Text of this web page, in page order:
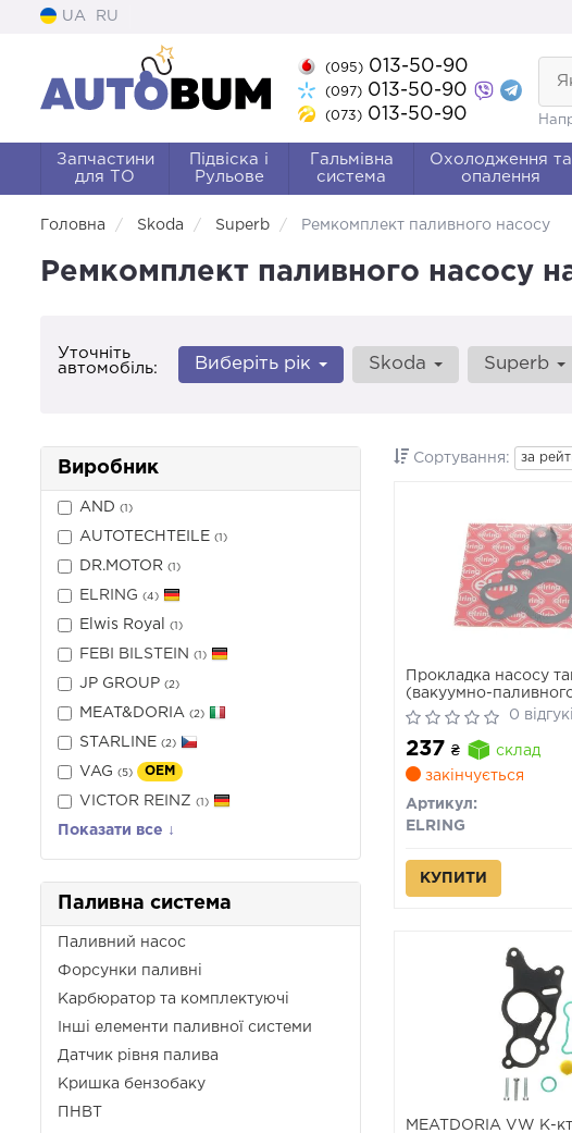
UA RU
(095)013-50-90
(097)013-50-90
(073)013-50-90
Запчастини
для ТО
Підвіска і
Рульове
Гальмівна
система
Охолодження та
опалення
Головна Skoda Superb Ремкомплект паливного насосу
Ремкомплект паливного насосу
Уточніть
автомобіль:
Виберіть рік Skoda Superb
Виробник
AND (1)
AUTOTECHTEILE (1)
DR.MOTOR (1)
ELRING (4)
Elwis Royal (1)
FEBI BILSTEIN (1)
JP GROUP (2)
MEAT&DORIA (2)
STARLINE (2)
VAG (5) OEM
VICTOR REINZ (1)
Показати все ↓
Паливна система
Паливний насос
Форсунки паливні
Карбюратор та комплектуючі
Інші елементи паливної системи
Датчик рівня палива
Кришка бензобаку
ПНВТ
Сортування: за
Прокладка насосу
(вакуумно-
0
237 ₴
склад
закінчується
Артикул:
ELRING
КУПИТИ
MEATDORIA VW К-